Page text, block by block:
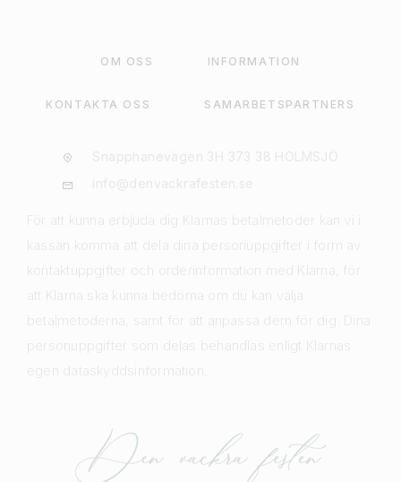
OM OSS INFORMATION
KONTAKTA OSS SAMARBETSPARTNERS
För att kunna erbjuda dig Klarnas betalmetoder kan vi i
kassan komma att dela dina personuppgifter i form av
kontaktuppgifter och orderinformation med Klarna, för
att Klarna ska kunna bedöma om du kan välja
betalmetoderna, samt för att anpassa dem för dig. Dina
personuppgifter som delas behandlas enligt Klarnas
egen dataskyddsinformation.